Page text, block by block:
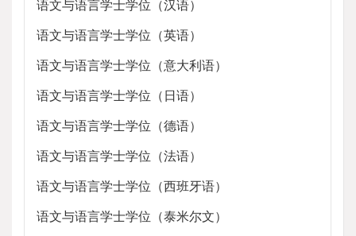
语文与语言学士学位（汉语）
语文与语言学士学位（英语）
语文与语言学士学位（意大利语）
语文与语言学士学位（日语）
语文与语言学士学位（德语）
语文与语言学士学位（法语）
语文与语言学士学位（西班牙语）
语文与语言学士学位（泰米尔文）